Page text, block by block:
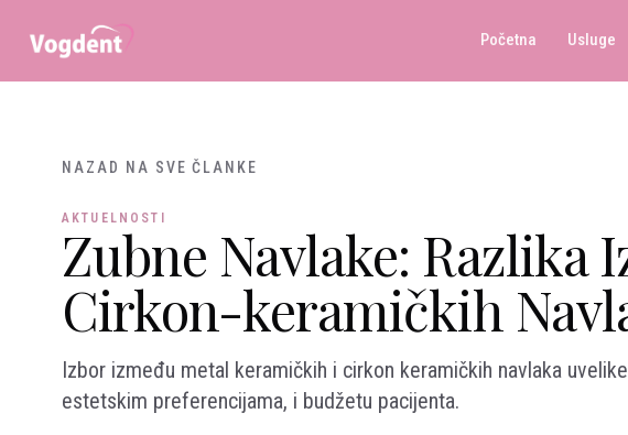
Početna Usluge
NAZAD NA SVE ČLANKE
AKTUELNOSTI
Zubne Navlake:
Cirkon-keramičkih
Izbor između metal keramičkih i cirkon keramičkih navlaka
estetskim preferencijama, i budžetu pacijenta.